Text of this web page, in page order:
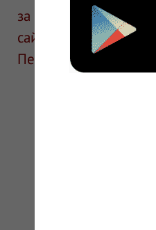
за информацию в
сайте для
Перед применением